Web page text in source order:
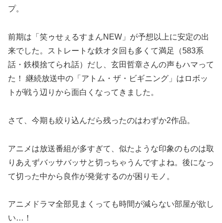
プ。
前期は「笑ゥせぇるすまんNEW」が予想以上に安定の出
来でした。ストレートな鉄オタ回も多くて満足（583系
話・鉄模捨てられ話）だし、玄田哲章さんの声もハマって
た！ 継続放送中の「アトム・ザ・ビギニング」はロボッ
トが戦う辺りから面白くなってきました。
さて、今期も絞り込んだら残ったのはわずか2作品。
アニメは放送番組が多すぎて、似たような印象のものは取
りあえずバッサバッサと切っちゃうんですよね。後になっ
て切った中から良作が発覚するのが困りモノ。
アニメドラマ全部見まくっても時間が減らない部屋が欲し
い…！